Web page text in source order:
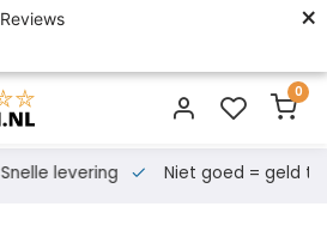
Reviews ×
0
Snelle levering Niet goed = geld